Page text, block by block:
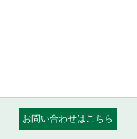
お問い合わせはこちら